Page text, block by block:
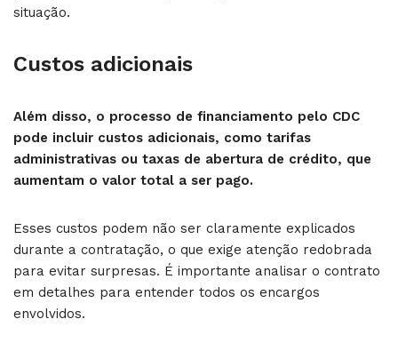
situação.
Custos adicionais
Além disso, o processo de financiamento pelo CDC
pode incluir custos adicionais, como tarifas
administrativas ou taxas de abertura de crédito, que
aumentam o valor total a ser pago.
Esses custos podem não ser claramente explicados
durante a contratação, o que exige atenção redobrada
para evitar surpresas. É importante analisar o contrato
em detalhes para entender todos os encargos
envolvidos.